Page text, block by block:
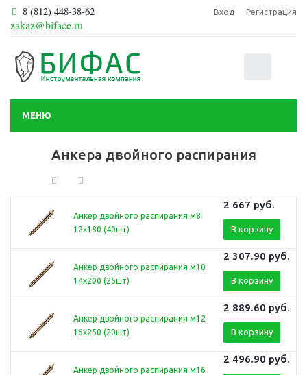
8 (812) 448-38-62
zakaz@biface.ru
Вход Регистрация
МЕНЮ
Анкера двойного распирания
Анкер двойного распирания м8
12х180 (40шт)
2 667 руб.
В корзину
Анкер двойного распирания м10
14х200 (25шт)
2 307.90 руб.
В корзину
Анкер двойного распирания м12
16х250 (20шт)
2 889.60 руб.
В корзину
Анкер двойного распирания м16
2 496.90 руб.